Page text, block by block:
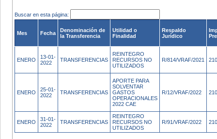
Buscar en esta página:
Mes Fecha
Denominación de
la Transferencia
Utilidad o
Finalidad
Respaldo
Jurídico
ENERO
13-01-
2022
TRANSFERENCIAS
REINTEGRO
RECURSOS NO
UTILIZADOS
R/814/VRAF/2021
ENERO
25-01-
2022
TRANSFERENCIAS
APORTE PARA
SOLVENTAR
GASTOS
OPERACIONALES
2022 CAE
R/12/VRAF/2022
ENERO
31-01-
2022
TRANSFERENCIAS
REINTEGRO
RECURSOS NO
UTILIZADOS
R/91/VRAF/2022